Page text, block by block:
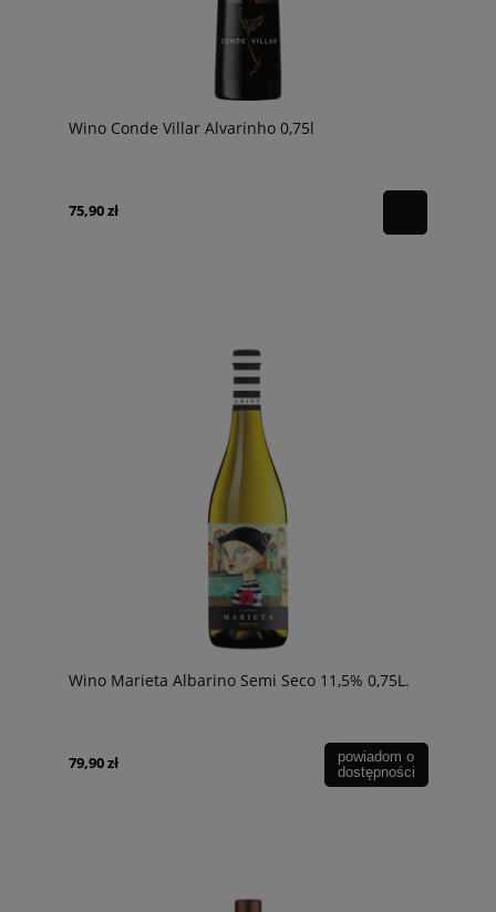
Wino Conde Villar Alvarinho 0,75l
75,90 zł
Wino Marieta Albarino Semi Seco 11,5% 0,75L.
79,90 zł
powiadom o
dostępności